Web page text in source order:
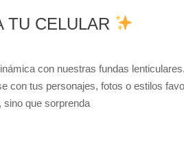
TU CELULAR
con nuestras fundas
con tus personajes, fotos o estilos
sino que sorprenda